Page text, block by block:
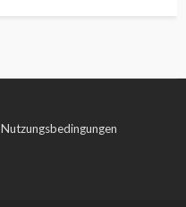
Nutzungsbedingungen